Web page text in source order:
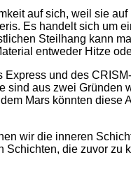
auf sich, weil sie
Es handelt sich um
Steilhang kann
entweder Hitze
und des
aus zwei
Mars könnten
wir die inneren
die zuvor